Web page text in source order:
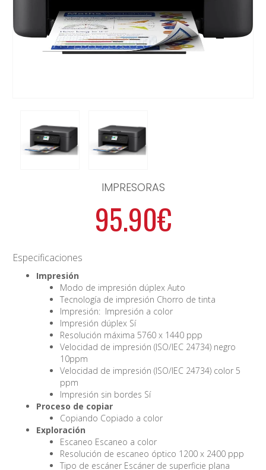
IMPRESORAS
95.90€
Especificaciones
Impresión
Modo de impresión dúplex Auto
Tecnología de impresión Chorro de tinta
Impresión: Impresión a color
Impresión dúplex Sí
Resolución máxima 5760 x 1440 ppp
Velocidad de impresión (ISO/IEC 24734) negro
10ppm
Velocidad de impresión (ISO/IEC 24734) color 5
ppm
Impresión sin bordes Sí
Proceso de copiar
Copiando Copiado a color
Exploración
Escaneo Escaneo a color
Resolución de escaneo óptico 1200 x 2400 ppp
Tipo de escáner Escáner de superficie plana